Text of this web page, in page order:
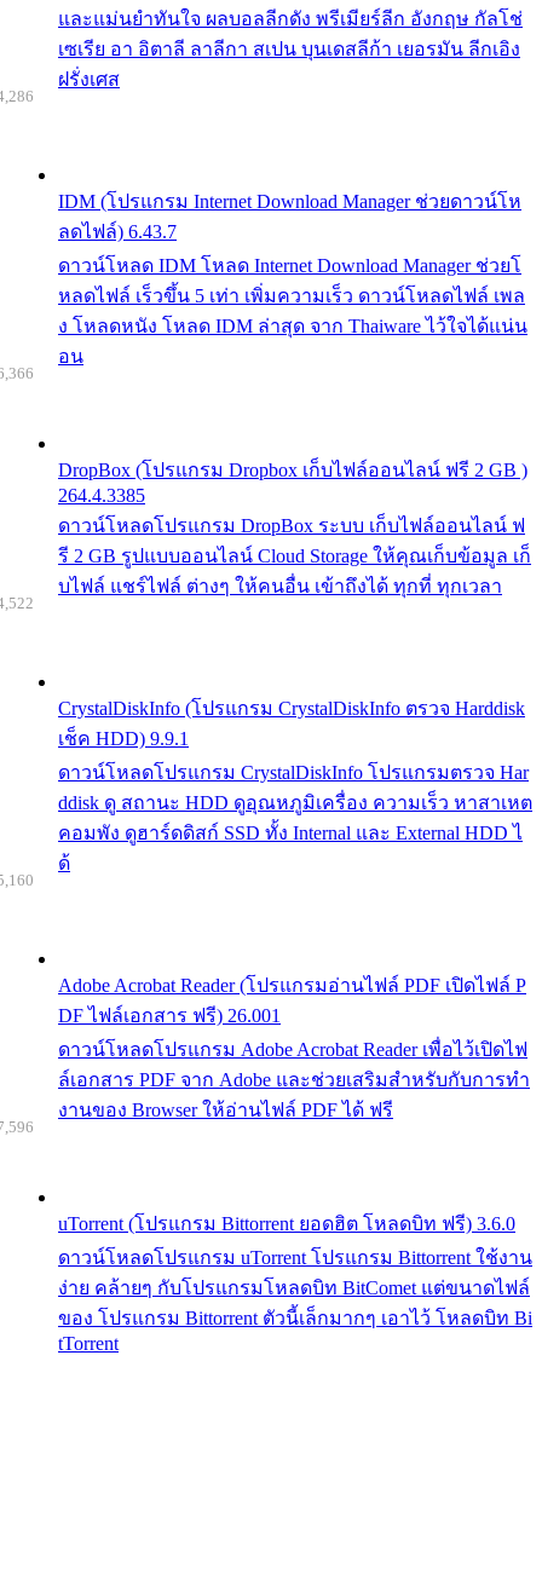
และแม่นยำทันใจ ผลบอลลีกดัง พรีเมียร์ลีก อังกฤษ กัลโช่
เซเรีย อา อิตาลี ลาลีกา สเปน บุนเดสลีก้า เยอรมัน ลีกเอิง
ฝรั่งเศส
IDM (โปรแกรม Internet Download Manager ช่วยดาวน์โห
ลดไฟล์) 6.43.7
ดาวน์โหลด IDM โหลด Internet Download Manager ช่วยโ
หลดไฟล์ เร็วขึ้น 5 เท่า เพิ่มความเร็ว ดาวน์โหลดไฟล์ เพล
ง โหลดหนัง โหลด IDM ล่าสุด จาก Thaiware ไว้ใจได้แน่น
อน
DropBox (โปรแกรม Dropbox เก็บไฟล์ออนไลน์ ฟรี 2 GB )
264.4.3385
ดาวน์โหลดโปรแกรม DropBox ระบบ เก็บไฟล์ออนไลน์ ฟ
รี 2 GB รูปแบบออนไลน์ Cloud Storage ให้คุณเก็บข้อมูล เก็
บไฟล์ แชร์ไฟล์ ต่างๆ ให้คนอื่น เข้าถึงได้ ทุกที่ ทุกเวลา
CrystalDiskInfo (โปรแกรม CrystalDiskInfo ตรวจ Harddisk
เช็ค HDD) 9.9.1
ดาวน์โหลดโปรแกรม CrystalDiskInfo โปรแกรมตรวจ Har
ddisk ดู สถานะ HDD ดูอุณหภูมิเครื่อง ความเร็ว หาสาเหต
คอมพัง ดูฮาร์ดดิสก์ SSD ทั้ง Internal และ External HDD ไ
ด้
Adobe Acrobat Reader (โปรแกรมอ่านไฟล์ PDF เปิดไฟล์ P
DF ไฟล์เอกสาร ฟรี) 26.001
ดาวน์โหลดโปรแกรม Adobe Acrobat Reader เพื่อไว้เปิดไฟ
ล์เอกสาร PDF จาก Adobe และช่วยเสริมสำหรับกับการทำ
งานของ Browser ให้อ่านไฟล์ PDF ได้ ฟรี
uTorrent (โปรแกรม Bittorrent ยอดฮิต โหลดบิท ฟรี) 3.6.0
ดาวน์โหลดโปรแกรม uTorrent โปรแกรม Bittorrent ใช้งาน
ง่าย คล้ายๆ กับโปรแกรมโหลดบิท BitComet แต่ขนาดไฟล์
ของ โปรแกรม Bittorrent ตัวนี้เล็กมากๆ เอาไว้ โหลดบิท Bi
tTorrent